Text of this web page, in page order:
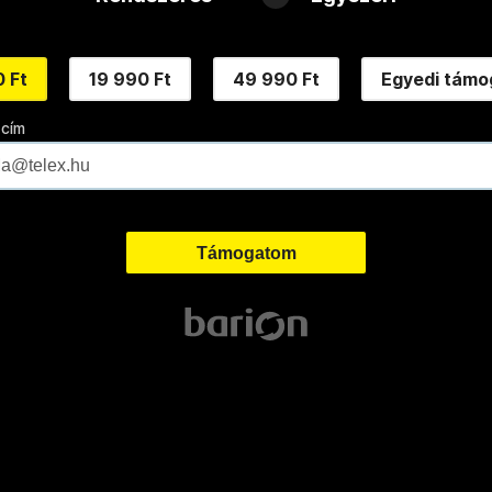
Ft 19 990 Ft 49 990 Ft Egyedi